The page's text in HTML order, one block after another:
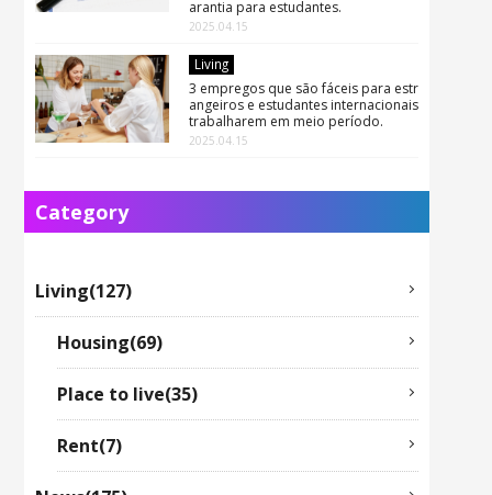
arantia para estudantes.
2025.04.15
Living
3 empregos que são fáceis para estr
angeiros e estudantes internacionais
trabalharem em meio período.
2025.04.15
Category
Living(127)
Housing(69)
Place to live(35)
Rent(7)